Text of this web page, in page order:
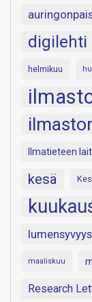
digilehti
helmikuu
Ilmatieteen
kesä
lumensyvyys
maaliskuu
Research